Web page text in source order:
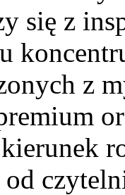
się z
z
od